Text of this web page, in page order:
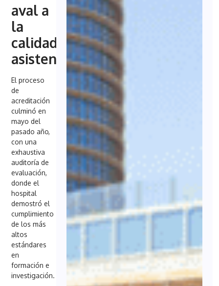
aval a
la
calidad
asistencial
El proceso
de
acreditación
culminó en
mayo del
pasado año,
con una
exhaustiva
auditoría de
evaluación,
donde el
hospital
demostró el
cumplimiento
de los más
altos
estándares
en
formación e
investigación.